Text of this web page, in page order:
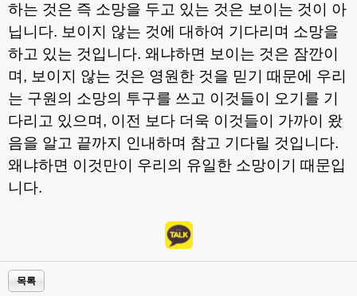
하는 것은 즉 소망을 두고 있는 것은 보이는 것이 아
닙니다. 보이지 않는 것에 대하여 기다리며 소망을
하고 있는 것입니다. 왜냐하면 보이는 것은 잠깐이
며 , 보이지 않는 것은 영원한 것을 믿기 때문에 우리
는 구원의 소망의 투구를 쓰고 이것들이 오기를 기
다리고 있으며 , 이전 보다 더욱 이것들이 가까이 왔
음을 알고 끝까지 인내하며 참고 기다릴 것입니다.
왜냐하면 이것만이 우리의 유일한 소망이기 때문입
니다.
목록